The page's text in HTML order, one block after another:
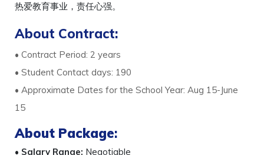
热爱教育事业，责任心强。
About Contract:
• Contract Period: 2 years
• Student Contact days: 190
• Approximate Dates for the School Year: Aug 15-June
15
About Package:
• Salary Range: Negotiable